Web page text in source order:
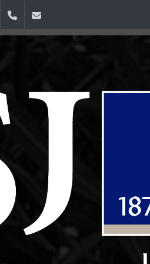
YouTube+961 (1) 421 317